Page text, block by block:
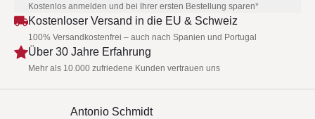
Kostenlos anmelden und bei Ihrer ersten Bestellung sparen*
Kostenloser Versand in die EU & Schweiz
100% Versandkostenfrei – auch nach Spanien und Portugal
Über 30 Jahre Erfahrung
Mehr als 10.000 zufriedene Kunden vertrauen uns
Antonio Schmidt